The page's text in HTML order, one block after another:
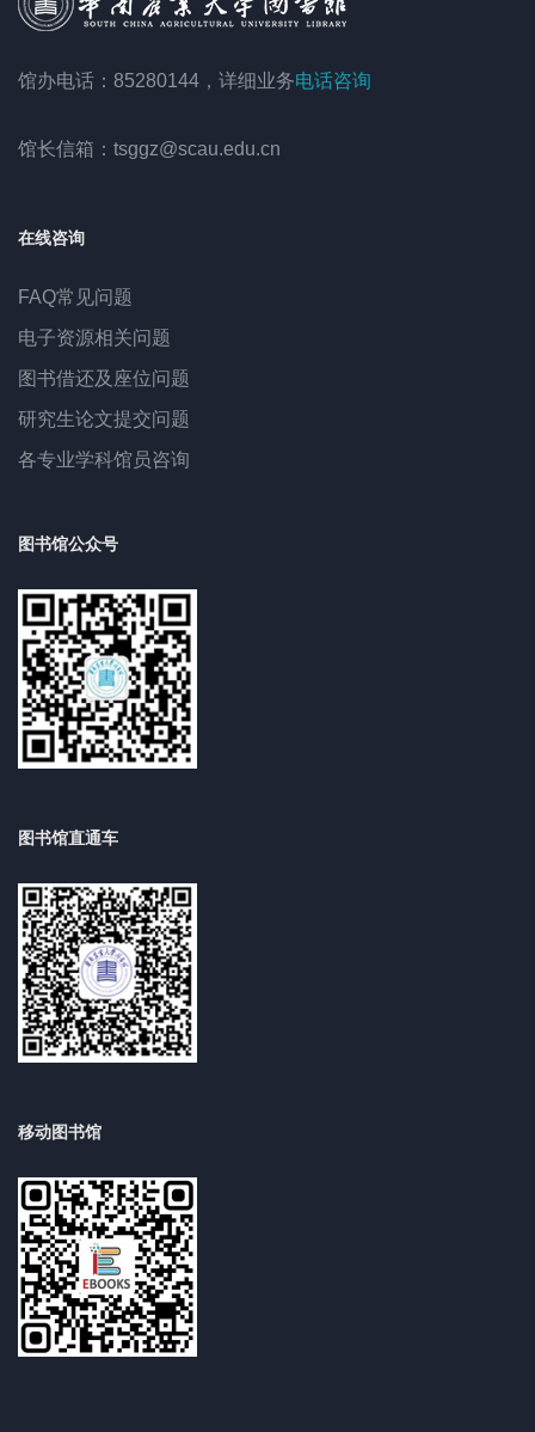
馆办电话：85280144，详细业务电话咨询
馆长信箱：tsggz@scau.edu.cn
在线咨询
FAQ常见问题
电子资源相关问题
图书借还及座位问题
研究生论文提交问题
各专业学科馆员咨询
图书馆公众号
图书馆直通车
移动图书馆